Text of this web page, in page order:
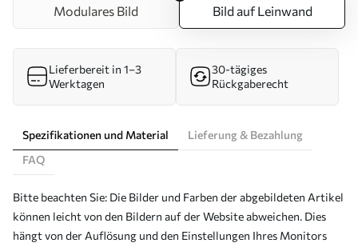
Modulares Bild Bild auf Leinwand
Lieferbereit in 1–3
Werktagen
30-tägiges
Rückgaberecht
Spezifikationen und Material
Lieferung & Bezahlung
FAQ
Bitte beachten Sie: Die Bilder und Farben der abgebildeten Artikel
können leicht von den Bildern auf der Website abweichen. Dies
hängt von der Auflösung und den Einstellungen Ihres Monitors